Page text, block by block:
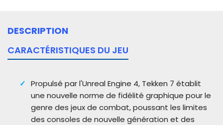
DESCRIPTION
CARACTÉRISTIQUES DU JEU
Propulsé par l'Unreal Engine 4, Tekken 7 établit
une nouvelle norme de fidélité graphique pour le
genre des jeux de combat, poussant les limites
des consoles de nouvelle génération et des